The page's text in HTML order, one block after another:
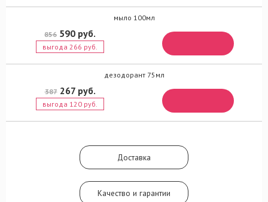
мыло 100мл
856 590 руб.
выгода 266 руб.
дезодорант 75мл
387267 руб.
выгода 120 руб.
Доставка
Качество и гарантии